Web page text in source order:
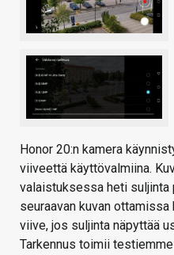
Honor 20:n kamera
viiveettä käyttövalmiina.
valaistuksessa heti suljinta
seuraavan kuvan
viive, jos suljinta näpyttää
Tarkennus toimii